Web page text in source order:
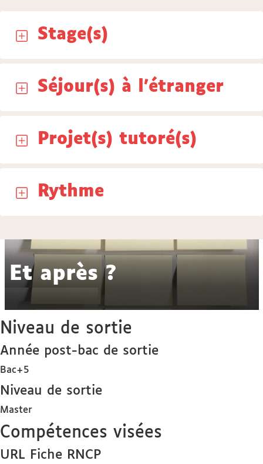
Stage(s)
Séjour(s) à l'étranger
Projet(s) tutoré(s)
Rythme
Et après ?
Niveau de sortie
Année post-bac de sortie
Bac+5
Niveau de sortie
Master
Compétences visées
URL Fiche RNCP